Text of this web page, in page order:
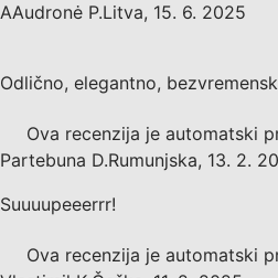
AAudronė P.Litva, 15. 6. 2025
Odlično, elegantno,
Ova recenzija je automatski
Partebuna D.Rumunjska, 13. 2.
Suuuupeeerrr!
Ova recenzija je automatski